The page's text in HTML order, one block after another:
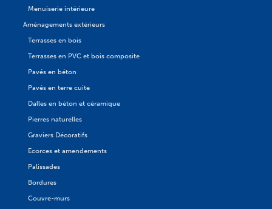
Menuiserie intérieure
Aménagements extérieurs
Terrasses en bois
Terrasses en PVC et bois composite
Pavés en béton
Pavés en terre cuite
Dalles en béton et céramique
Pierres naturelles
Graviers Décoratifs
Ecorces et amendements
Palissades
Bordures
Couvre-murs